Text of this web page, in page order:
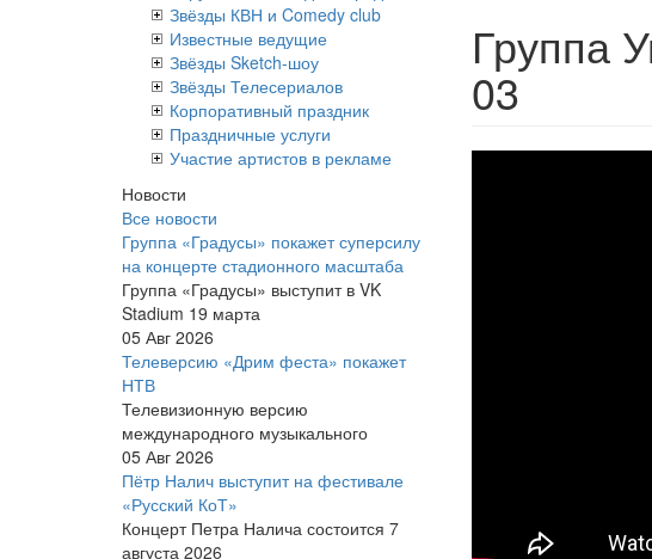
Звёзды КВН и Comedy club
Известные ведущие
Звёзды Sketch-шоу
Звёзды Телесериалов
Корпоративный праздник
Праздничные услуги
Участие артистов в рекламе
Новости
Все новости
Группа «Градусы» покажет суперсилу
на концерте стадионного масштаба
Группа «Градусы» выступит в VK
Stadium 19 марта
05 Авг 2026
Телеверсию «Дрим феста» покажет
НТВ
Телевизионную версию
международного музыкального
05 Авг 2026
Пётр Налич выступит на фестивале
«Русский КоТ»
Концерт Петра Налича состоится 7
августа 2026
Группа
03